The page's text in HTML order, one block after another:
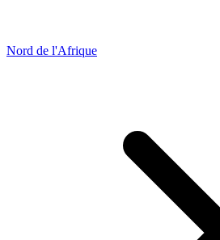
Nord de l'Afrique